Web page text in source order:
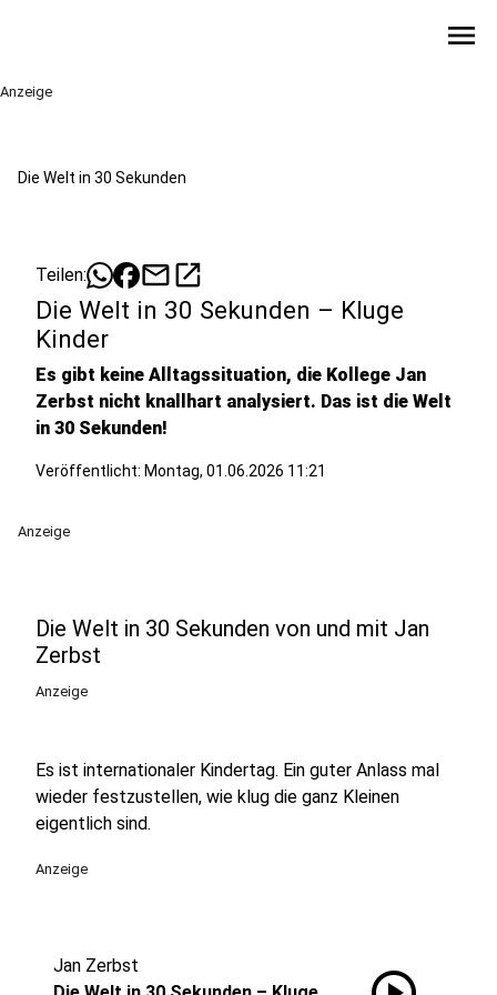
menu
Anzeige
Die Welt in 30 Sekunden
Teilen: mailopen_in_new
Die Welt in 30 Sekunden – Kluge
Kinder
Es gibt keine Alltagssituation, die Kollege Jan
Zerbst nicht knallhart analysiert. Das ist die Welt
in 30 Sekunden!
Veröffentlicht: Montag, 01.06.2026 11:21
Anzeige
Die Welt in 30 Sekunden von und mit Jan
Zerbst
Anzeige
Es ist internationaler Kindertag. Ein guter Anlass mal
wieder festzustellen, wie klug die ganz Kleinen
eigentlich sind.
Anzeige
Jan Zerbst